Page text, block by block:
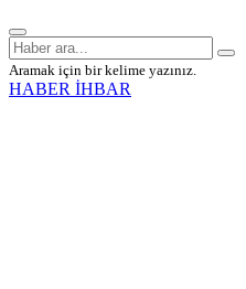
Aramak için bir kelime yazınız.
HABER İHBAR